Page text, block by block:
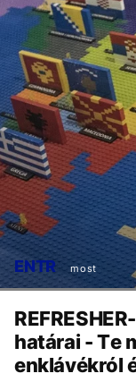
ENTR most
határai - Te
enklávékról